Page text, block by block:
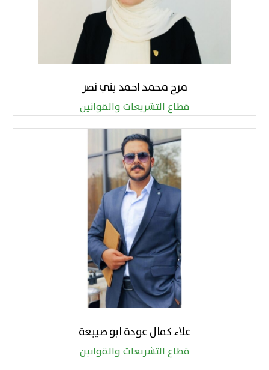
مرح محمد احمد بني نصر
قطاع التشريعات والقوانين
علاء كمال عودة ابو صيبعة
قطاع التشريعات والقوانين